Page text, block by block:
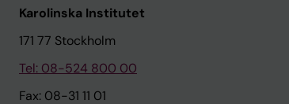
Karolinska Institutet
171 77 Stockholm
Tel: 08-524 800 00
Fax: 08-31 11 01